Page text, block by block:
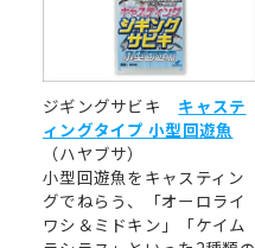
ジギングサビキ キャステ
ィングタイプ 小型回遊魚
（ハヤブサ）
小型回遊魚をキャスティン
グでねらう、「オーロライ
ワシ＆ミドキン」「ケイム